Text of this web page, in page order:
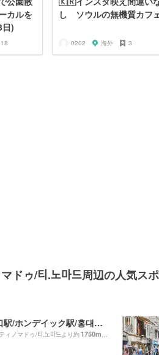
カルを
)
18
し ソウルの無機質カフ
0202 海外 3
ゥ/티.노마드周辺の人気ス
弘大入口駅/ホンデイック駅/홍대입구역
ノマドゥ/티.노마드より約1750m （徒歩30分）